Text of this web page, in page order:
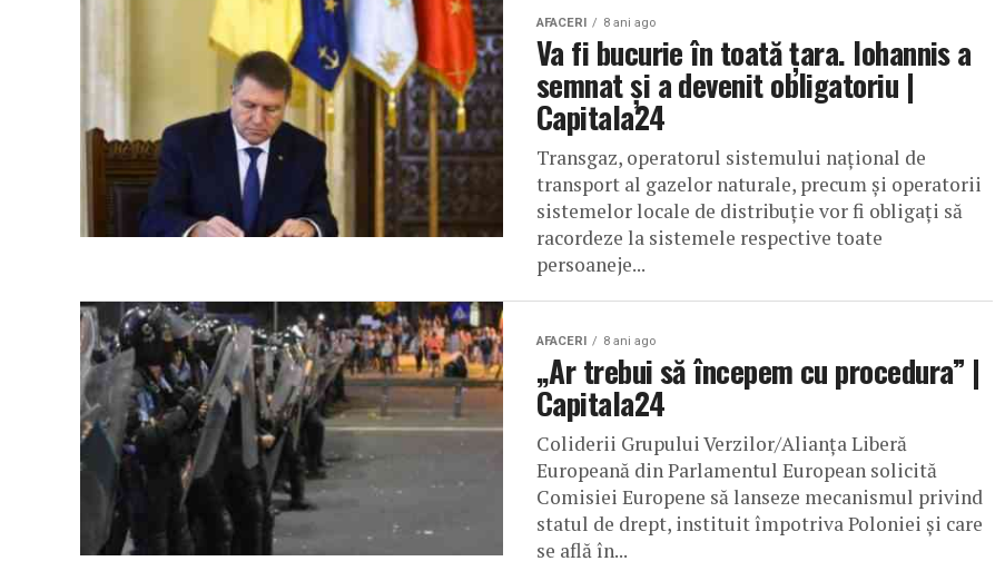
AFACERI 8 ani ago
Va fi bucurie în toată ţara. Iohannis a
semnat şi a devenit obligatoriu |
Capitala24
Transgaz, operatorul sistemului naţional de
transport al gazelor naturale, precum şi operatorii
sistemelor locale de distribuţie vor fi obligaţi să
racordeze la sistemele respective toate
persoaneje...
AFACERI 8 ani ago
„Ar trebui să începem cu procedura” |
Capitala24
Coliderii Grupului Verzilor/Alianţa Liberă
Europeană din Parlamentul European solicită
Comisiei Europene să lanseze mecanismul privind
statul de drept, instituit împotriva Poloniei şi care
se află în...